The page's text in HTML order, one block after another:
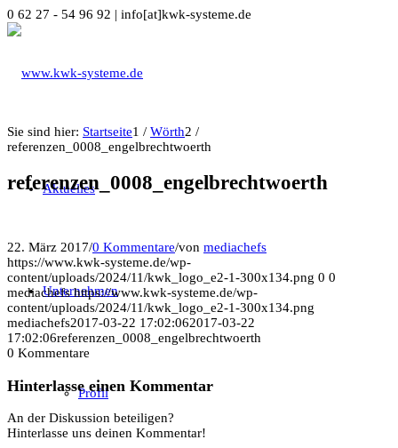
0 62 27 - 54 96 92 | info[at]kwk-systeme.de
Aktuelles
Unternehmen
Profil
Sie sind hier: Startseite1 / Wörth2 /
referenzen_0008_engelbrechtwoerth
referenzen_0008_engelbrechtwoerth
22. März 2017/0 Kommentare/von mediachefs
https://www.kwk-systeme.de/wp-
content/uploads/2024/11/kwk_logo_e2-1-300x134.png 0 0
mediachefs https://www.kwk-systeme.de/wp-
content/uploads/2024/11/kwk_logo_e2-1-300x134.png
mediachefs2017-03-22 17:02:062017-03-22
17:02:06referenzen_0008_engelbrechtwoerth
0 Kommentare
Hinterlasse einen Kommentar
An der Diskussion beteiligen?
Hinterlasse uns deinen Kommentar!